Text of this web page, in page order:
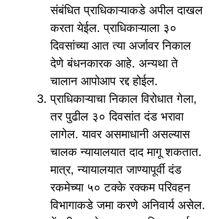
संबंधित प्राधिकाऱ्याकडे अपील दाखल
करता येईल. प्राधिकाऱ्याला ३०
दिवसांच्या आत त्या अर्जावर निकाल
देणे बंधनकारक आहे. अन्यथा ते
चालान आपोआप रद्द होईल.
प्राधिकाऱ्याचा निकाल विरोधात गेला,
तर पुढील ३० दिवसांत दंड भरावा
लागेल. यावर असमाधानी असल्यास
चालक न्यायालयात दाद मागू शकतात.
मात्र, न्यायालयात जाण्यापूर्वी दंड
रकमेच्या ५० टक्के रक्कम परिवहन
विभागाकडे जमा करणे अनिवार्य असेल.